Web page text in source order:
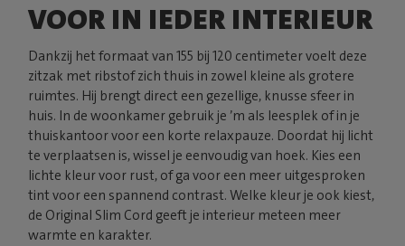
VOOR IN IEDER INTERIEUR
Dankzij het formaat van 155 bij 120 centimeter voelt deze
zitzak met ribstof zich thuis in zowel kleine als grotere
ruimtes. Hij brengt direct een gezellige, knusse sfeer in
huis. In de woonkamer gebruik je ’m als leesplek of in je
thuiskantoor voor een korte relaxpauze. Doordat hij licht
te verplaatsen is, wissel je eenvoudig van hoek. Kies een
lichte kleur voor rust, of ga voor een meer uitgesproken
tint voor een spannend contrast. Welke kleur je ook kiest,
de Original Slim Cord geeft je interieur meteen meer
warmte en karakter.